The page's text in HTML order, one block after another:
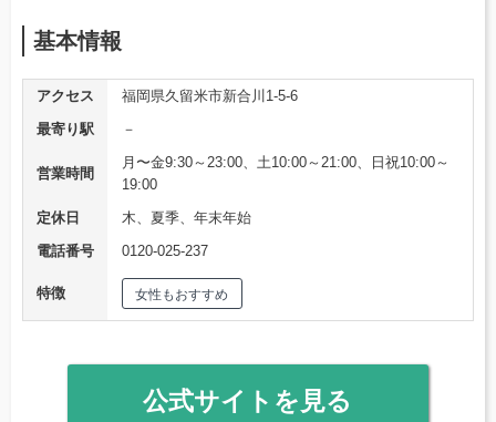
基本情報
アクセス
福岡県久留米市新合川1-5-6
最寄り駅
－
営業時間
月〜金9:30～23:00、土10:00～21:00、日祝10:00～
19:00
定休日
木、夏季、年末年始
電話番号
0120-025-237
特徴 女性もおすすめ
公式サイトを見る